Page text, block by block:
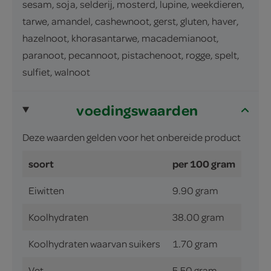
sesam, soja, selderij, mosterd, lupine, weekdieren,
tarwe, amandel, cashewnoot, gerst, gluten, haver,
hazelnoot, khorasantarwe, macademianoot,
paranoot, pecannoot, pistachenoot, rogge, spelt,
sulfiet, walnoot
voedingswaarden
Deze waarden gelden voor het onbereide product
soort per 100 gram
Eiwitten 9.90 gram
Koolhydraten 38.00 gram
Koolhydraten waarvan suikers 1.70 gram